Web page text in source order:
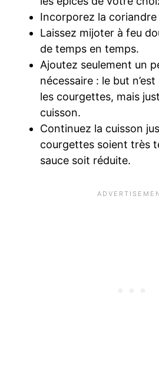
Incorporez la coriandre
Laissez mijoter à feu
de temps en temps.
Ajoutez seulement un
nécessaire : le but
les courgettes, mais
cuisson.
Continuez la cuisson
courgettes soient très
sauce soit réduite.